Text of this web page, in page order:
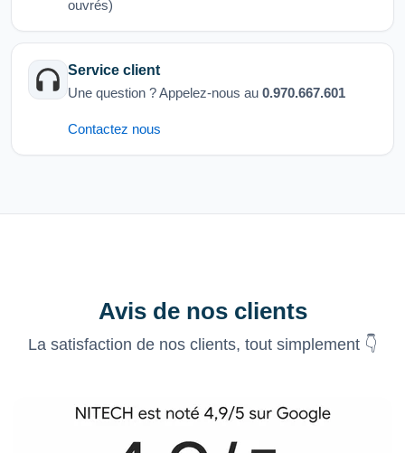
ouvrés)
Service client
Une question ? Appelez-nous au 0.970.667.601
Contactez nous
Avis de nos clients
La satisfaction de nos clients, tout simplement 👇